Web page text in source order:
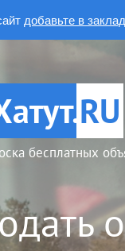
добавьте в
RU
бесплатных